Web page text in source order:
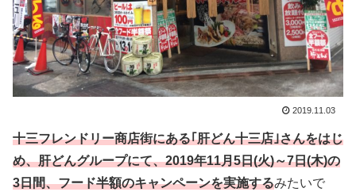
2019.11.03
十三フレンドリー商店街にある｢肝どん十三店｣さんをはじ
め、肝どんグループにて、2019年11月5日(火)～7日(木)の
3日間、フード半額のキャンペーンを実施するみたいで